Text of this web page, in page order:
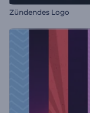
Zündendes Logo